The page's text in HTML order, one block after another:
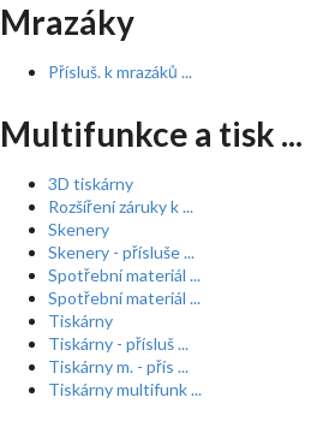
Mrazáky
Přísluš. k mrazáků ...
Multifunkce a tisk ...
3D tiskárny
Rozšíření záruky k ...
Skenery
Skenery - přísluše ...
Spotřební materiál ...
Spotřební materiál ...
Tiskárny
Tiskárny - přísluš ...
Tiskárny m. - přís ...
Tiskárny multifunk ...